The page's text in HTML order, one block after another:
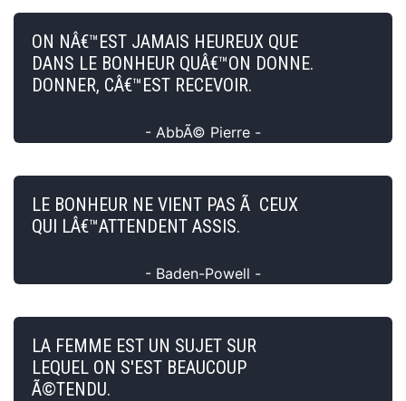
ON NÂ€™EST JAMAIS HEUREUX QUE
DANS LE BONHEUR QUÂ€™ON DONNE.
DONNER, CÂ€™EST RECEVOIR.
- AbbÃ© Pierre -
LE BONHEUR NE VIENT PAS Ã CEUX
QUI LÂ€™ATTENDENT ASSIS.
- Baden-Powell -
LA FEMME EST UN SUJET SUR
LEQUEL ON S'EST BEAUCOUP
Ã©TENDU.